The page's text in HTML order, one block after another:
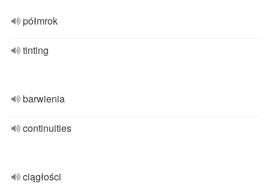
półmrok
tinting
barwienia
continuities
ciągłości